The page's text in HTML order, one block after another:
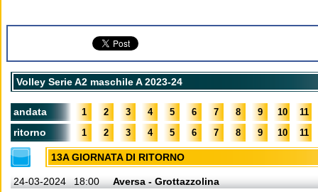
Volley Serie A2 maschile A 2023-24
andata 1 2 3 4 5 6 7 8 9 10 11
ritorno 1 2 3 4 5 6 7 8 9 10 11
13A GIORNATA DI RITORNO
24-03-2024 18:00
Aversa - Grottazzolina